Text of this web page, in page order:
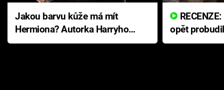
Jakou barvu kůže má mít
Hermiona? Autorka Harryho
Pottera přišla s ráznou
opět
přichází s